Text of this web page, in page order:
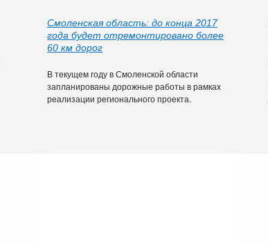
Смоленская область: до конца 2017
года будет отремонтировано более
60 км дорог
В текущем году в Смоленской области
запланированы дорожные работы в рамках
реализации регионального проекта.